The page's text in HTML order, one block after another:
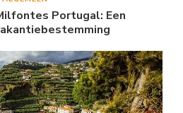
Portugal: Een